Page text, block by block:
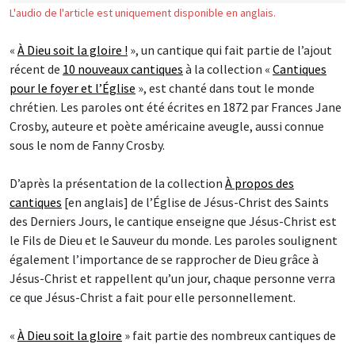
L'audio de l'article est uniquement disponible en anglais.
« À Dieu soit la gloire ! », un cantique qui fait partie de l’ajout
récent de 10 nouveaux cantiques à la collection « Cantiques
pour le foyer et l’Église », est chanté dans tout le monde
chrétien. Les paroles ont été écrites en 1872 par Frances Jane
Crosby, auteure et poète américaine aveugle, aussi connue
sous le nom de Fanny Crosby.
D’après la présentation de la collection À propos des
cantiques [en anglais] de l’Église de Jésus-Christ des Saints
des Derniers Jours, le cantique enseigne que Jésus-Christ est
le Fils de Dieu et le Sauveur du monde. Les paroles soulignent
également l’importance de se rapprocher de Dieu grâce à
Jésus-Christ et rappellent qu’un jour, chaque personne verra
ce que Jésus-Christ a fait pour elle personnellement.
« À Dieu soit la gloire » fait partie des nombreux cantiques de